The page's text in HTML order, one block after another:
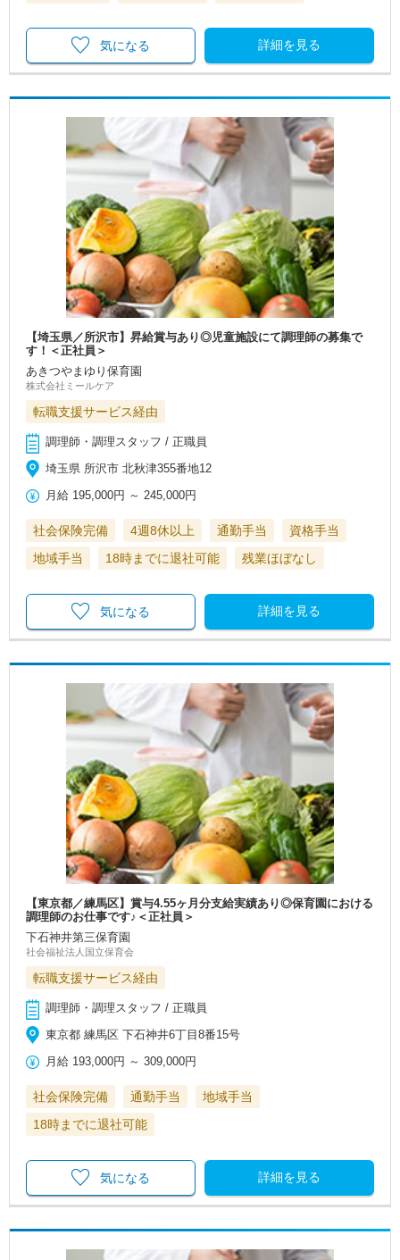
詳細を見る
気になる
【埼玉県／所沢市】昇給賞与あり◎児童施設にて調理師の募集で
す！＜正社員＞
あきつやまゆり保育園
株式会社ミールケア
転職支援サービス経由
調理師・調理スタッフ / 正職員
埼玉県 所沢市 北秋津355番地12
月給 195,000円 ～245,000円
社会保険完備 4週8休以上 通勤手当
資格手当
地域手当
18時までに退社可能 残業ほぼなし
詳細を見る
気になる
【東京都／練馬区】賞与4.55ヶ月分支給実績あり◎保育園における
調理師のお仕事です♪＜正社員＞
下石神井第三保育園
社会福祉法人国立保育会
転職支援サービス経由
調理師・調理スタッフ / 正職員
東京都 練馬区 下石神井6丁目8番15号
月給 193,000円 ～309,000円
社会保険完備 通勤手当
地域手当
18時までに退社可能
詳細を見る
気になる